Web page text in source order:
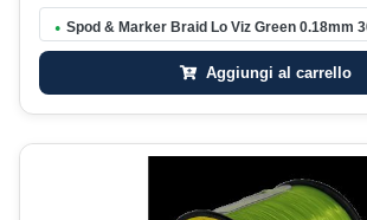
● Spod & Marker Braid Lo Viz Green 0.18mm
Aggiungi al carrello